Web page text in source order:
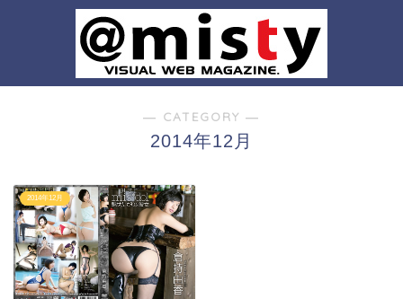
― CATEGORY ―
2014年12月
2014年12月